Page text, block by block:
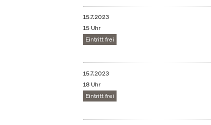
15.7.2023
15 Uhr
Eintritt frei
15.7.2023
18 Uhr
Eintritt frei